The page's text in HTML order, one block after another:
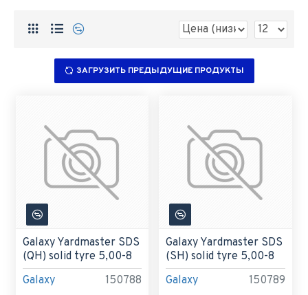
ЗАГРУЗИТЬ ПРЕДЫДУЩИЕ ПРОДУКТЫ
Galaxy 150788
Galaxy Yardmaster SDS
(QH) solid tyre 5,00-8
Galaxy 150789
Galaxy Yardmaster SDS
(SH) solid tyre 5,00-8